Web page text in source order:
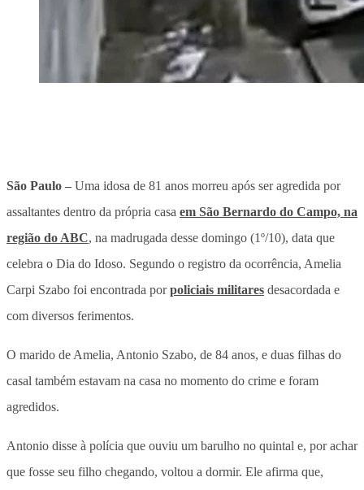
São Paulo – Uma idosa de 81 anos morreu após ser agredida por
assaltantes dentro da própria casa em São Bernardo do Campo, na
região do ABC, na madrugada desse domingo (1º/10), data que
celebra o Dia do Idoso. Segundo o registro da ocorrência, Amelia
Carpi Szabo foi encontrada porpoliciais militares desacordada e
com diversos ferimentos.
O marido de Amelia, Antonio Szabo, de 84 anos, e duas filhas do
casal também estavam na casa no momento do crime e foram
agredidos.
Antonio disse à polícia que ouviu um barulho no quintal e, por achar
que fosse seu filho chegando, voltou a dormir. Ele afirma que,